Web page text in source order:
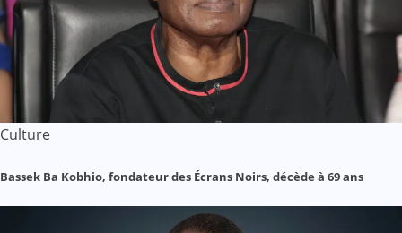
Culture
Bassek Ba Kobhio, fondateur des Écrans Noirs, décède à 69 ans